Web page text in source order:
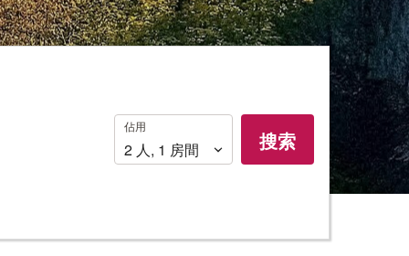
佔
用
佔用
2 人 , 1 房間 搜索